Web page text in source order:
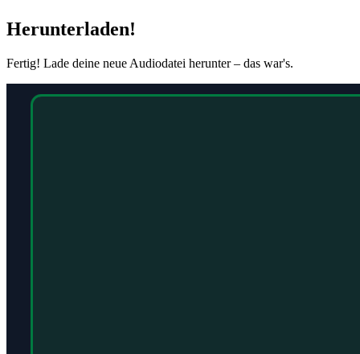
Herunterladen!
Fertig! Lade deine neue Audiodatei herunter – das war's.